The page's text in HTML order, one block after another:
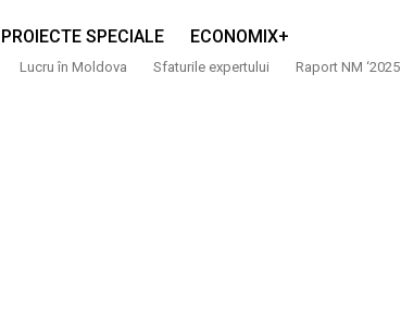
PROIECTE SPECIALE ECONOMIX+
Lucru în Moldova Sfaturile expertului Raport NM ‘2025